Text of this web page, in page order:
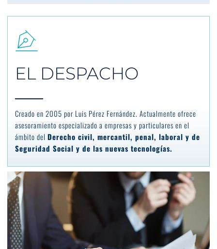
EL DESPACHO
Creado en 2005 por Luis Pérez Fernández. Actualmente ofrece
asesoramiento especializado a empresas y particulares en el
ámbito del Derecho civil, mercantil, penal, laboral y de
Seguridad Social y de las nuevas tecnologías.